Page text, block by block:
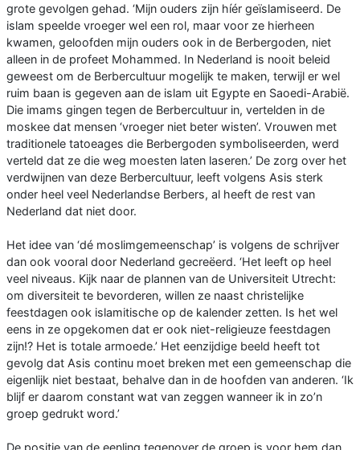
grote gevolgen gehad. ‘Mijn ouders zijn híér geïslamiseerd. De
islam speelde vroeger wel een rol, maar voor ze hierheen
kwamen, geloofden mijn ouders ook in de Berbergoden, niet
alleen in de profeet Mohammed. In Nederland is nooit beleid
geweest om de Berbercultuur mogelijk te maken, terwijl er wel
ruim baan is gegeven aan de islam uit Egypte en Saoedi-Arabië.
Die imams gingen tegen de Berbercultuur in, vertelden in de
moskee dat mensen ‘vroeger niet beter wisten’. Vrouwen met
traditionele tatoeages die Berbergoden symboliseerden, werd
verteld dat ze die weg moesten laten laseren.’ De zorg over het
verdwijnen van deze Berbercultuur, leeft volgens Asis sterk
onder heel veel Nederlandse Berbers, al heeft de rest van
Nederland dat niet door.
Het idee van ‘dé moslimgemeenschap’ is volgens de schrijver
dan ook vooral door Nederland gecreëerd. ‘Het leeft op heel
veel niveaus. Kijk naar de plannen van de Universiteit Utrecht:
om diversiteit te bevorderen, willen ze naast christelijke
feestdagen ook islamitische op de kalender zetten. Is het wel
eens in ze opgekomen dat er ook niet-religieuze feestdagen
zijn!? Het is totale armoede.’ Het eenzijdige beeld heeft tot
gevolg dat Asis continu moet breken met een gemeenschap die
eigenlijk niet bestaat, behalve dan in de hoofden van anderen. ‘Ik
blijf er daarom constant wat van zeggen wanneer ik in zo’n
groep gedrukt word.’
De positie van de eenling tegenover de groep is voor hem dan